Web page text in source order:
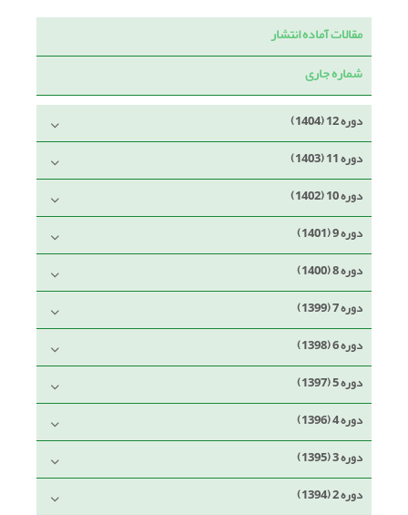
مقالات آماده انتشار
شماره جاری
دوره 12 (1404)
دوره 11 (1403)
دوره 10 (1402)
دوره 9 (1401)
دوره 8 (1400)
دوره 7 (1399)
دوره 6 (1398)
دوره 5 (1397)
دوره 4 (1396)
دوره 3 (1395)
دوره 2 (1394)